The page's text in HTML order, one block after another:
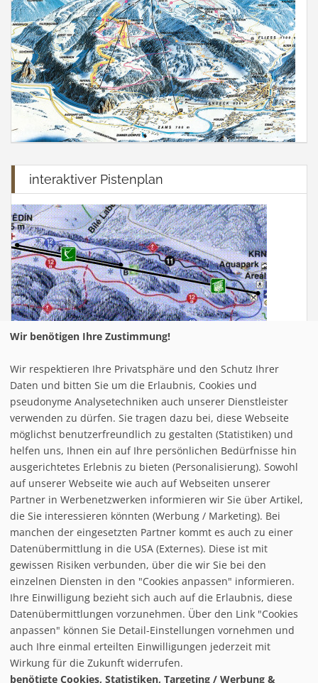
interaktiver Pistenplan
Infrastuktur Venet - Landeck/Zams/Fließ
Loipe/Langlauf:
21,5
Snow tubing:
Eislaufen:
Rodelbahn:
2 - total 10 km
Nachtrodeln:
Hallenbad:
follow us on facebook
Home
Datenschutzerklärung
Impressum
Cookie Management
Wir benötigen Ihre Zustimmung!
Wir respektieren Ihre Privatsphäre und den Schutz Ihrer
Daten und bitten Sie um die Erlaubnis, Cookies und
pseudonyme Analysetechniken auch unserer Dienstleister
verwenden zu dürfen. Sie tragen dazu bei, diese Webseite
möglichst benutzerfreundlich zu gestalten (Statistiken) und
helfen uns, Ihnen ein auf Ihre persönlichen Bedürfnisse hin
ausgerichtetes Erlebnis zu bieten (Personalisierung). Sowohl
auf unserer Webseite wie auch auf Webseiten unserer
Partner in Werbenetzwerken informieren wir Sie über Artikel,
die Sie interessieren könnten (Werbung / Marketing). Bei
manchen der eingesetzten Partner kommt es auch zu einer
Datenübermittlung in die USA (Externes). Diese ist mit
gewissen Risiken verbunden, über die wir Sie bei den
einzelnen Diensten in den "Cookies anpassen" informieren.
Ihre Einwilligung bezieht sich auch auf die Erlaubnis, diese
Datenübermittlungen vorzunehmen. Über den Link "Cookies
anpassen" können Sie Detail-Einstellungen vornehmen und
auch Ihre einmal erteilten Einwilligungen jederzeit mit
Wirkung für die Zukunft widerrufen.
benötigte Cookies, Statistiken, Targeting / Werbung &